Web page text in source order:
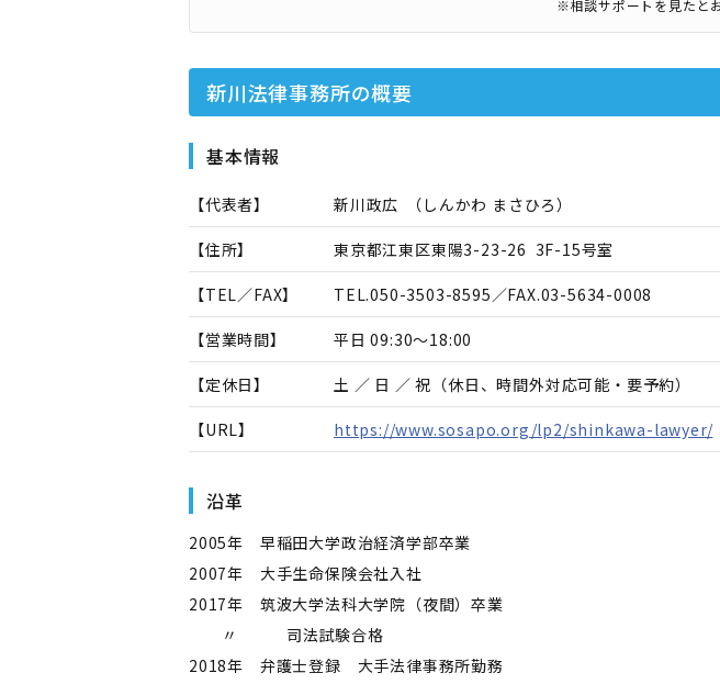
※相談サポートを見たと
新川法律事務所の概要
基本情報
【代表者】 新川政広 （ しんかわ まさひろ）
【住所】 東京都江東区東陽3-23-26 3F-15号室
【TEL／FAX】 TEL.050-3503-8595／FAX.03-5634-0008
【営業時間】 平日 09:30～18:00
【定休日】 土 ／ 日 ／ 祝（休日、時間外対応可能・要予約）
【URL】 https://www.sosapo.org/lp2/shinkawa-lawyer/
沿革
2005年 早稲田大学政治経済学部卒業
2007年 大手生命保険会社入社
2017年 筑波大学法科大学院（夜間）卒業
〃 司法試験合格
2018年 弁護士登録 大手法律事務所勤務